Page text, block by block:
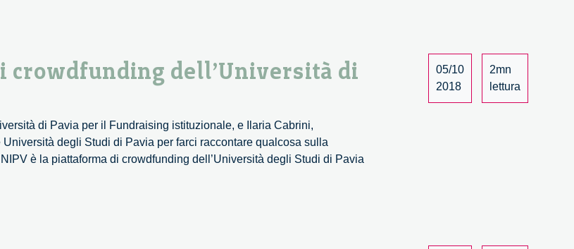
dell’Università di
di Pavia per il Fundraising istituzionale, e Ilaria Cabrini,
degli Studi di Pavia per farci raccontare qualcosa sulla
è la piattaforma di crowdfunding dell’Università degli Studi di Pavia
05/10
2018
2mn
lettura